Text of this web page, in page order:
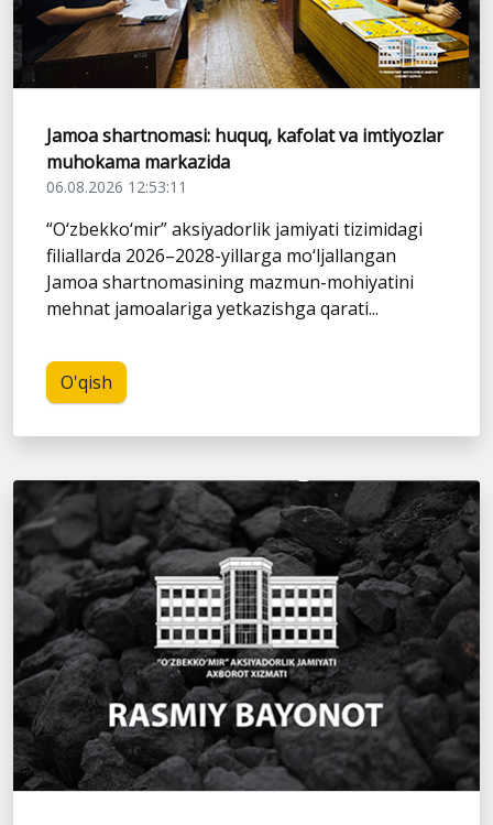
Jamoa shartnomasi: huquq, kafolat va imtiyozlar
muhokama markazida
06.08.2026 12:53:11
“O‘zbekko‘mir” aksiyadorlik jamiyati tizimidagi
filiallarda 2026–2028-yillarga mo‘ljallangan
Jamoa shartnomasining mazmun-mohiyatini
mehnat jamoalariga yetkazishga qarati...
O'qish